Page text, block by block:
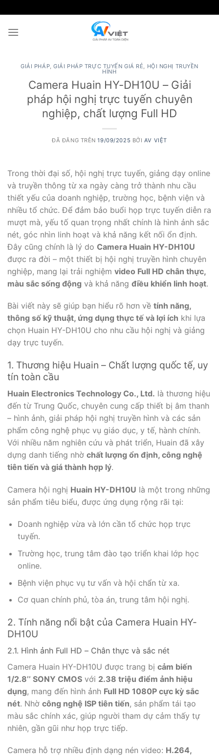
đến
nội
GIẢI PHÁP,GIẢI PHÁP TRỰC TUYẾN GIÁ RẺ, HỘI NGHỊ TRUYỀN
HÌNH
Camera Huain HY-DH10U – Giải
pháp hội nghị trực tuyến chuyên
nghiệp, chất lượng Full HD
ĐÃ ĐĂNG TRÊN19/09/2025 BỞI AV VIỆT
Trong thời đại số, hội nghị trực tuyến, giảng dạy online
và truyền thông từ xa ngày càng trở thành nhu cầu
thiết yếu của doanh nghiệp, trường học, bệnh viện và
nhiều tổ chức. Để đảm bảo buổi họp trực tuyến diễn ra
mượt mà, yếu tố quan trọng nhất chính là hình ảnh sắc
nét, góc nhìn linh hoạt và khả năng kết nối ổn định.
Đây cũng chính là lý do Camera Huain HY-DH10U
được ra đời – một thiết bị hội nghị truyền hình chuyên
nghiệp, mang lại trải nghiệm video Full HD chân thực,
màu sắc sống động và khả năng điều khiển linh hoạt.
Bài viết này sẽ giúp bạn hiểu rõ hơn về tính năng,
thông số kỹ thuật, ứng dụng thực tế và lợi ích khi lựa
chọn Huain HY-DH10U cho nhu cầu hội nghị và giảng
dạy trực tuyến.
1. Thương hiệu Huain – Chất lượng quốc tế, uy
tín toàn cầu
Huain Electronics Technology Co., Ltd. là thương hiệu
đến từ Trung Quốc, chuyên cung cấp thiết bị âm thanh
– hình ảnh, giải pháp hội nghị truyền hình và các sản
phẩm công nghệ phục vụ giáo dục, y tế, hành chính.
Với nhiều năm nghiên cứu và phát triển, Huain đã xây
dựng danh tiếng nhờ chất lượng ổn định, công nghệ
tiên tiến và giá thành hợp lý.
Camera hội nghị Huain HY-DH10U là một trong những
sản phẩm tiêu biểu, được ứng dụng rộng rãi tại:
Doanh nghiệp vừa và lớn cần tổ chức họp trực
tuyến.
Trường học, trung tâm đào tạo triển khai lớp học
online.
Bệnh viện phục vụ tư vấn và hội chẩn từ xa.
Cơ quan chính phủ, tòa án, trung tâm hội nghị.
2. Tính năng nổi bật của Camera Huain HY-
DH10U
2.1. Hình ảnh Full HD – Chân thực và sắc nét
Camera Huain HY-DH10U được trang bị cảm biến
1/2.8’’ SONY CMOS với 2.38 triệu điểm ảnh hiệu
dụng, mang đến hình ảnh Full HD 1080P cực kỳ sắc
nét. Nhờ công nghệ ISP tiên tiến, sản phẩm tái tạo
màu sắc chính xác, giúp người tham dự cảm thấy tự
nhiên, gần gũi như họp trực tiếp.
Camera hỗ trợ nhiều định dạng nén video: H.264,